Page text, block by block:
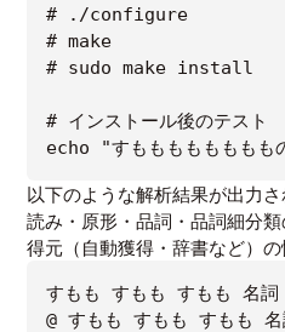
# ./configure
# make
# sudo make install
# インストール後のテスト
以下のような解析結果が出力
読み・原形・品詞・品詞細分
得元（自動獲得・辞書など）の
すもも すもも すもも
@ すもも すもも すもも